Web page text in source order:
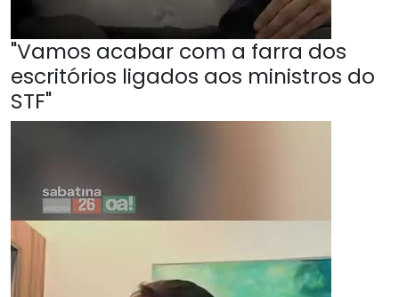
"Vamos acabar com a farra dos
escritórios ligados aos ministros do
STF"